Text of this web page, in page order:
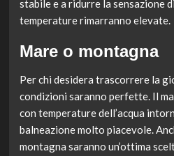
stabile e a ridurre la sensazione
temperature rimarranno elevate.
Mare o montagna
Per chi desidera trascorrere la
condizioni saranno perfette. Il
con temperature dell’acqua
balneazione molto piacevole.
montagna saranno un’ottima